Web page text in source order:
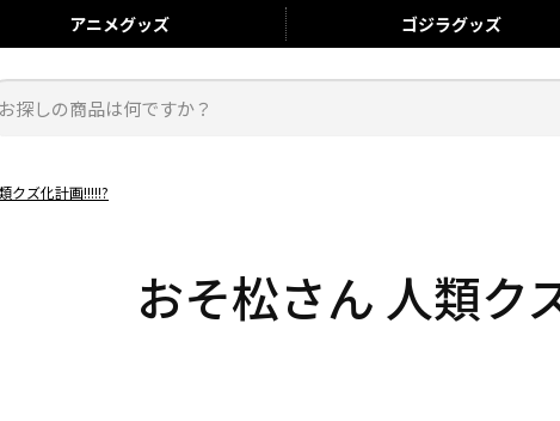
アニメグッズ ゴジラグッズ
クズ化計画!!!!!?
おそ松さん 人類ク